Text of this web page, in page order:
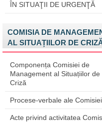
ÎN SITUAŢII DE URGENŢĂ
COMISIA DE
AL SITUAȚIILOR DE
Componența Comisiei de
Management al Situațiilor de
Criză
Procese-verbale ale Comisiei
Acte privind activitatea